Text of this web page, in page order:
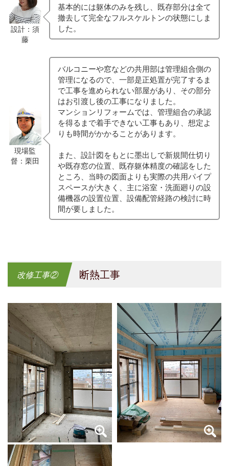
設計：須
藤
基本的には躯体のみを残し、既存部分は全て
撤去して完全なフルスケルトンの状態にしま
した。
現場監
督：栗田
バルコニーや窓などの共用部は管理組合側の
管理になるので、一部是正処置が完了するま
で工事を進められない部屋があり、その部分
はお引渡し後の工事になりました。
マンションリフォームでは、管理組合の承認
を得るまで着手できない工事もあり、想定よ
りも時間がかかることがあります。
また、設計図をもとに墨出しで新規間仕切り
や既存窓の位置、既存躯体精度の確認をした
ところ、当時の図面よりも実際の共用パイプ
スペースが大きく、主に浴室・洗面廻りの設
備機器の設置位置、設備配管経路の検討に時
間が要しました。
改修工事② 断熱工事